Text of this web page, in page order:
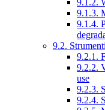
9.1.2.
9.1.3.
9.1.4.
9.2.
9.2.1.
9.2.2.
use
9.2.3.
9.2.4.